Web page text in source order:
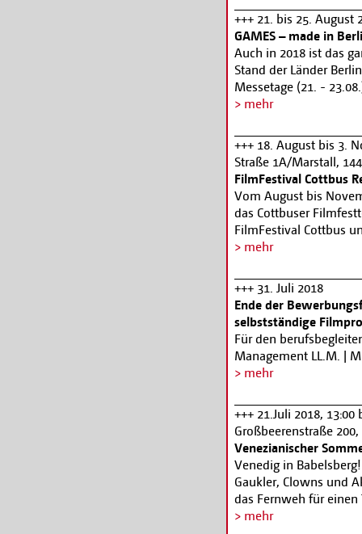
GEIGER VON
die als Mann
sitzt. Der vor fast
der zuletzt nur noch in
Friedrich-Wilhelm-
finanzieller
Er wird dem
solisti di Francoforte
im Auftrag von ZDF/
Stummfilm mit neuer
folgt Ernst Lubitschs
Pola Negri, die als
Sohn gleichermaßen
Malikoffs DIE
Vergnügungsvierteln
Die Musik liefert die
Sprockets, ebenfalls
Alle Filme werden
www.ufa-
+++ 21. bis 25. August
GAMES – made in
Auch in 2018 ist das
Stand der Länder
Messetage (21. -
21. August laden die
> mehr
+++ 18. August bis 3.
Straße 1A/Marstall,
FilmFestival Cottbus
Vom August bis
das Cottbuser
FilmFestival Cottbus
Ausgabe des
Kartenreservierung:
> mehr
+++ 31. Juli 2018
Ende der
selbstständige
Für den
Management LL.M. |
zusammen mit einem
selbstständige
Bewerbungsfrist für
endet am 31. Juli
duale
MBA startet diesen
einen LL.M., MBA
beträgt vier Semester
(29 Werktage, Fr-Sa)
> mehr
+++ 21.Juli 2018,
Großbeerenstraße
Venezianischer
Venedig in
Gaukler, Clowns und
das Fernweh für einen
Der Filmpark
> mehr